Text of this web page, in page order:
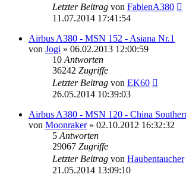
Letzter Beitrag von FabienA380
11.07.2014 17:41:54
Airbus A380 - MSN 152 - Asiana Nr.1
von Jogi » 06.02.2013 12:00:59
10 Antworten
36242 Zugriffe
Letzter Beitrag von EK60
26.05.2014 10:39:03
Airbus A380 - MSN 120 - China
von Moonraker» 02.10.2012 16:32:32
5 Antworten
29067 Zugriffe
Letzter Beitrag von Haubentaucher
21.05.2014 13:09:10